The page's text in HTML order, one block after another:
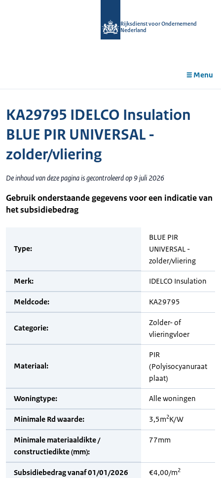
Rijksdienst voor Ondernemend
Nederland
Menu
KA29795 IDELCO Insulation
BLUE PIR UNIVERSAL -
zolder/vliering
De inhoud van deze pagina is gecontroleerd op 9 juli 2026
Gebruik onderstaande gegevens voor een indicatie van
het subsidiebedrag
Type:
BLUE PIR
UNIVERSAL -
zolder/vliering
Merk: IDELCO Insulation
Meldcode: KA29795
Categorie:
Zolder- of
vlieringvloer
Materiaal:
PIR
(Polyisocyanuraat
plaat)
Woningtype: Alle woningen
Minimale Rd waarde: 3,5m2K/W
Minimale materiaaldikte /
constructiedikte (mm):
77mm
Subsidiebedrag vanaf 01/01/2026
€4,00/m2